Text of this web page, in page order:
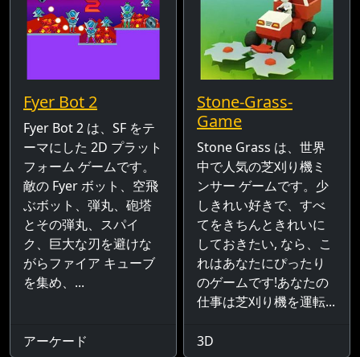
Fyer Bot 2
Fyer Bot 2 は、SF をテ
ーマにした 2D プラット
フォーム ゲームです。
敵の Fyer ボット、空飛
ぶボット、弾丸、砲塔
とその弾丸、スパイ
ク、巨大な刃を避けな
がらファイア キューブ
を集め、...
アーケード
Stone-Grass-
Game
Stone Grass は、世界
中で人気の芝刈り機ミ
ンサー ゲームです。少
しきれい好きで、すべ
てをきちんときれいに
しておきたい, なら、こ
れはあなたにぴったり
のゲームです!あなたの
仕事は芝刈り機を運転...
3D